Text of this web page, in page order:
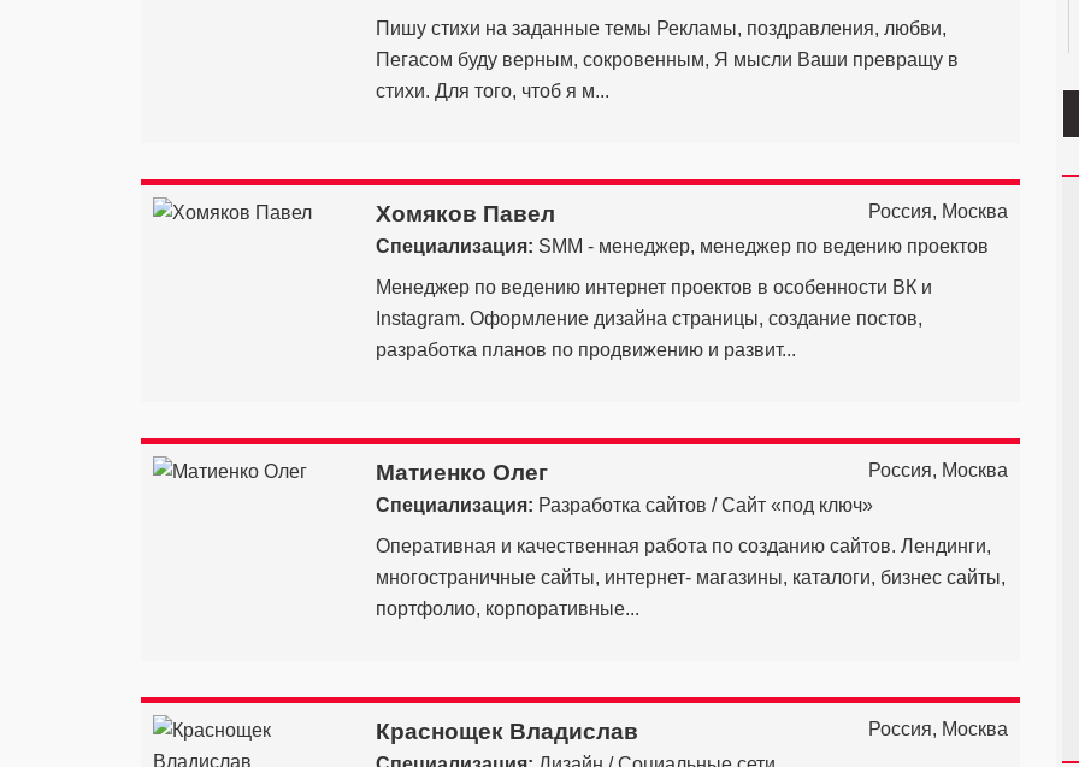
Пишу стихи на заданные темы Рекламы, поздравления, любви,
Пегасом буду верным, сокровенным, Я мысли Ваши превращу в
стихи. Для того, чтоб я м...
Хомяков Павел
Россия, Москва
Специализация: SMM - менеджер, менеджер по ведению проектов
Менеджер по ведению интернет проектов в особенности ВК и
Instagram. Оформление дизайна страницы, создание постов,
разработка планов по продвижению и развит...
Матиенко Олег
Россия, Москва
Специализация: Разработка сайтов / Сайт «под ключ»
Оперативная и качественная работа по созданию сайтов. Лендинги,
многостраничные сайты, интернет- магазины, каталоги, бизнес сайты,
портфолио, корпоративные...
Краснощек Владислав
Россия, Москва